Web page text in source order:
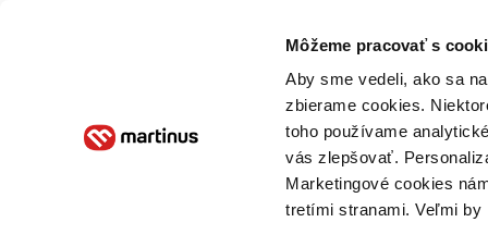
Môžeme pracovať s
Aby sme vedeli, ako sa
zbierame cookies.
toho používame
vás zlepšovať.
Marketingové cookies
tretími stranami. Veľmi
Poukážky Kontakt